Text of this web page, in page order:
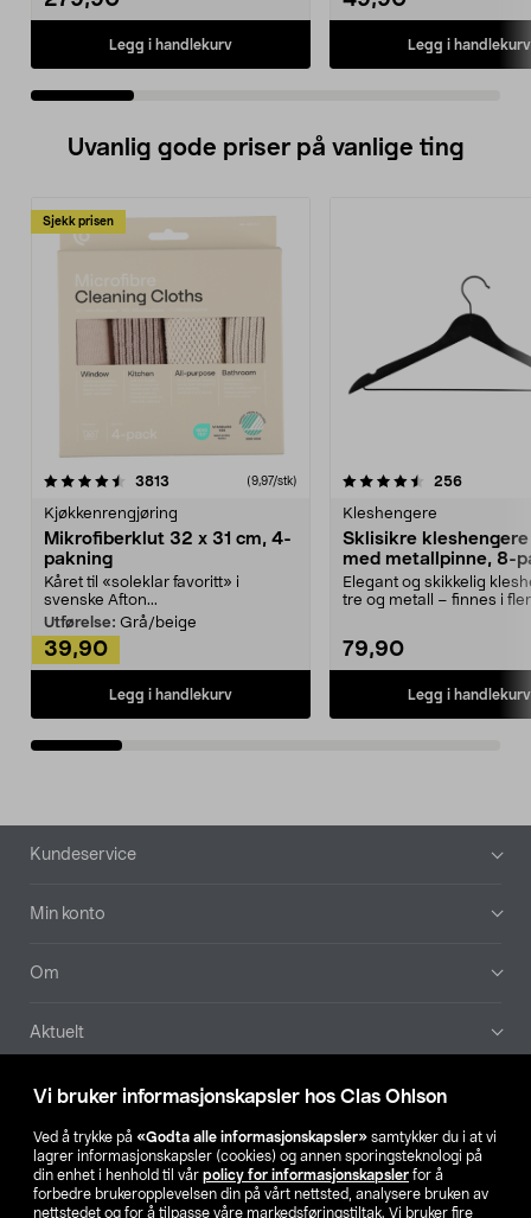
Vi bruker informasjonskapsler hos Clas Ohlson
Ved å trykke på «Godta alle informasjonskapsler» samtykker du i at vi
lagrer informasjonskapsler (cookies) og annen sporingsteknologi på
din enhet i henhold til vår policy for informasjonskapsler for å
forbedre brukeropplevelsen din på vårt nettsted, analysere bruken av
nettstedet og for å tilpasse våre markedsføringstiltak. Vi bruker fire
Legg i handlekurv Legg i handlekurv
Uvanlig gode priser på vanlige ting
Sjekk prisen
3813 anmeldelser(9,97/stk)
Kjøkkenrengjøring
Mikrofiberklut 32 x 31 cm, 4-
pakning
Kåret til «soleklar favoritt» i
svenske Afton...
Utførelse: Grå/beige
39,90
Legg i handlekurv
4.5av 5 stjerner 256
Kleshengere
Sklisikre
med metallpinne, 8-
Elegant og skikkelig
tre og metall – finnes i
79,90
Legg i handlekurv
4.5av 5 stjerner
Bunntekst
Kundeservice
Min konto
Om
Aktuelt
Våre selskaper
Finn din butikk
SE NO FI